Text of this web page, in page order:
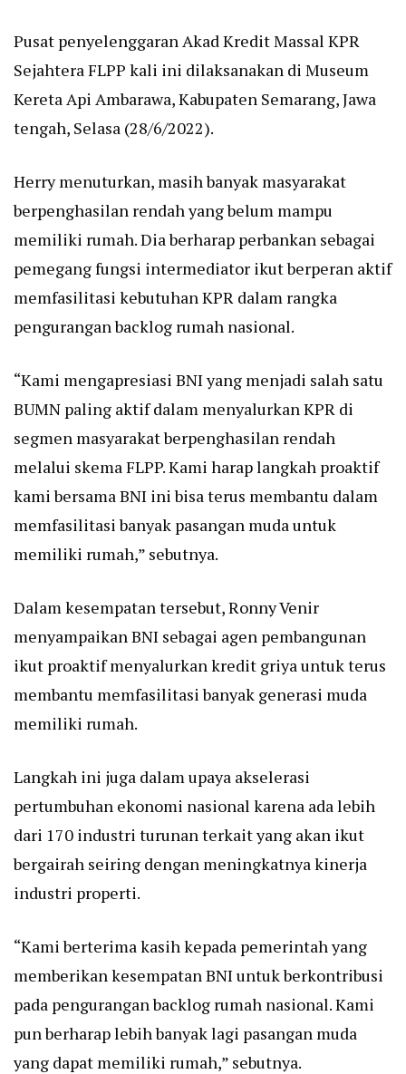
Pusat penyelenggaran Akad Kredit Massal KPR
Sejahtera FLPP kali ini dilaksanakan di Museum
Kereta Api Ambarawa, Kabupaten Semarang, Jawa
tengah, Selasa (28/6/2022).
Herry menuturkan, masih banyak masyarakat
berpenghasilan rendah yang belum mampu
memiliki rumah. Dia berharap perbankan sebagai
pemegang fungsi intermediator ikut berperan aktif
memfasilitasi kebutuhan KPR dalam rangka
pengurangan backlog rumah nasional.
“Kami mengapresiasi BNI yang menjadi salah satu
BUMN paling aktif dalam menyalurkan KPR di
segmen masyarakat berpenghasilan rendah
melalui skema FLPP. Kami harap langkah proaktif
kami bersama BNI ini bisa terus membantu dalam
memfasilitasi banyak pasangan muda untuk
memiliki rumah,” sebutnya.
Dalam kesempatan tersebut, Ronny Venir
menyampaikan BNI sebagai agen pembangunan
ikut proaktif menyalurkan kredit griya untuk terus
membantu memfasilitasi banyak generasi muda
memiliki rumah.
Langkah ini juga dalam upaya akselerasi
pertumbuhan ekonomi nasional karena ada lebih
dari 170 industri turunan terkait yang akan ikut
bergairah seiring dengan meningkatnya kinerja
industri properti.
“Kami berterima kasih kepada pemerintah yang
memberikan kesempatan BNI untuk berkontribusi
pada pengurangan backlog rumah nasional. Kami
pun berharap lebih banyak lagi pasangan muda
yang dapat memiliki rumah,” sebutnya.